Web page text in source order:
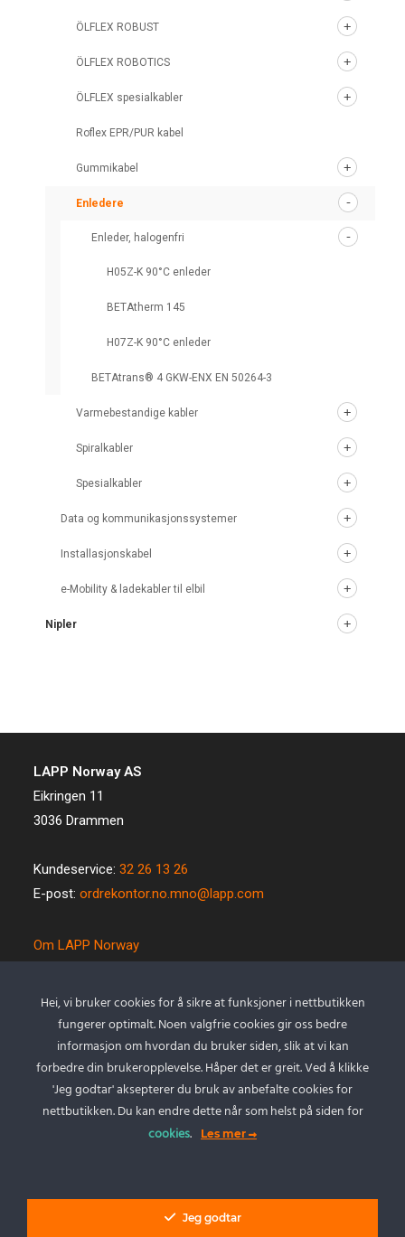
ÖLFLEX ROBUST
ÖLFLEX ROBOTICS
ÖLFLEX spesialkabler
Roflex EPR/PUR kabel
Gummikabel
Enledere
Enleder, halogenfri
H05Z-K 90°C enleder
BETAtherm 145
H07Z-K 90°C enleder
BETAtrans® 4 GKW-ENX EN 50264-3
Varmebestandige kabler
Spiralkabler
Spesialkabler
Data og kommunikasjonssystemer
Installasjonskabel
e-Mobility & ladekabler til elbil
Nipler
LAPP Norway AS
Eikringen 11
3036 Drammen
Kundeservice:32 26 13 26
E-post:ordrekontor.no.mno@lapp.com
Om LAPP Norway
Kvalitet og miljø
Betingelser
Kontakt oss
Cookie policy
Personvernserklæring
Hei, vi bruker cookies for å sikre at funksjoner i nettbutikken
fungerer optimalt. Noen valgfrie cookies gir oss bedre
informasjon om hvordan du bruker siden, slik at vi kan
forbedre din brukeropplevelse. Håper det er greit. Ved å klikke
'Jeg godtar' aksepterer du bruk av anbefalte cookies for
nettbutikken. Du kan endre dette når som helst på siden for
cookies. Les mer
Jeg godtar